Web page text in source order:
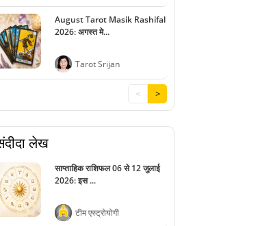
August Tarot Masik Rashifal
2026: अगस्त मे...
Tarot Srijan
< >
लेख
साप्ताहिक राशिफल 06 से 12 जुलाई
2026: इस ...
टीम एस्ट्रोयोगी